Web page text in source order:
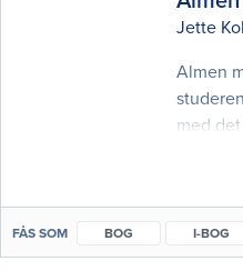
Jette
Almen
med
FÅS SOM BOG I-BOG